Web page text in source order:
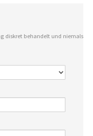
diskret behandelt und niemals